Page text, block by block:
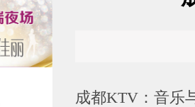
成都KTV：音乐